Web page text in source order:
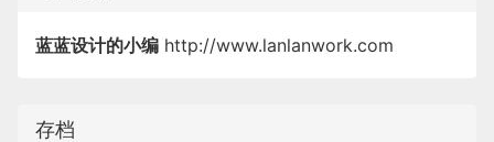
蓝蓝设计的小编 http://www.lanlanwork.com
存档